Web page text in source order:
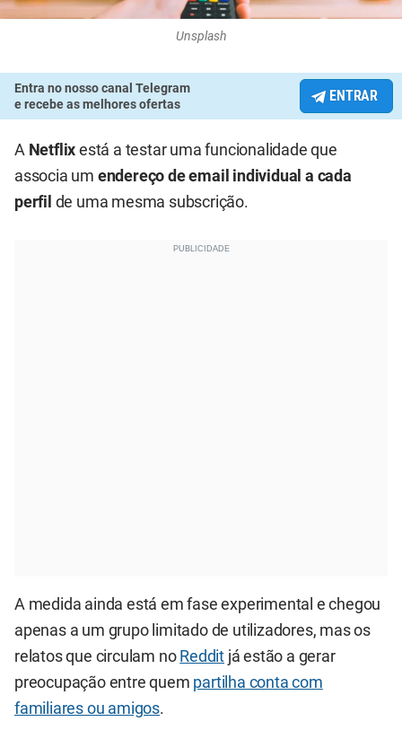
Unsplash
Entra no nosso canal Telegram
e recebe as melhores ofertas
ENTRAR
A Netflix está a testar uma funcionalidade que
associa um endereço de email individual a cada
perfil de uma mesma subscrição.
A medida ainda está em fase experimental e chegou
apenas a um grupo limitado de utilizadores, mas os
relatos que circulam no Reddit já estão a gerar
preocupação entre quem partilha conta com
familiares ou amigos.